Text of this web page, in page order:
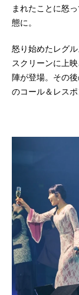
まれたことに怒
態に。
怒り始めたレグ
スクリーンに上
陣が登場。その
のコール＆レス